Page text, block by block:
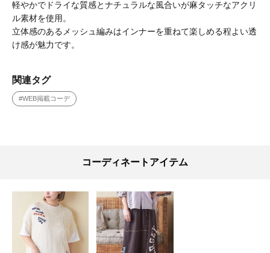
軽やかでドライな質感とナチュラルな風合いが麻タッチなアクリ
ル素材を使用。
立体感のあるメッシュ編みはインナーを重ねて楽しめる程よい透
け感が魅力です。
関連タグ
#WEB掲載コーデ
コーディネートアイテム